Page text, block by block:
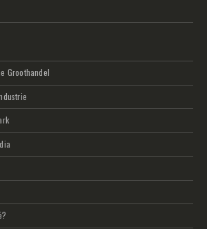
Groothandel